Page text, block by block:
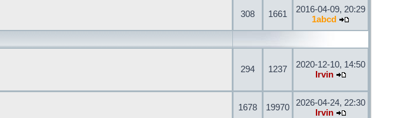
308 1661
2016-04-09, 20:29
1abcd
294 1237
2020-12-10, 14:50
Irvin
1678 19970
2026-04-24, 22:30
Irvin